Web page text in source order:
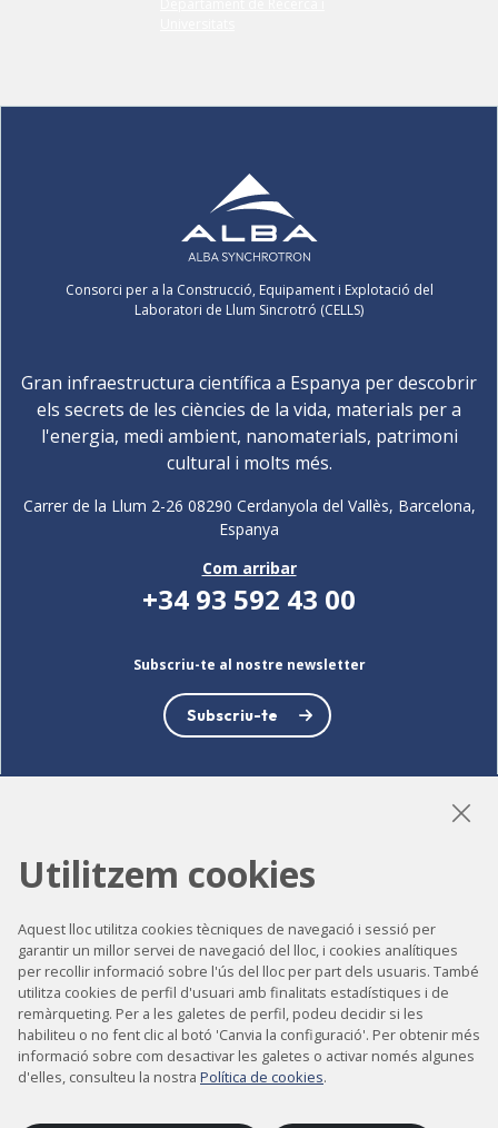
Consorci per a la Construcció, Equipament i Explotació del
Laboratori de Llum Sincrotró (CELLS)
Gran infraestructura científica a Espanya per descobrir
els secrets de les ciències de la vida, materials per a
l'energia, medi ambient, nanomaterials, patrimoni
cultural i molts més.
Carrer de la Llum 2-26 08290 Cerdanyola del Vallès, Barcelona,
Espanya
Com arribar
+34 93 592 43 00
Subscriu-te al nostre newsletter
Subscriu-te
Accessibilitat
Contacte
Avís legal
Política de privacitat
Utilitzem cookies
Aquest lloc utilitza cookies tècniques de navegació i sessió per
garantir un millor servei de navegació del lloc, i cookies analítiques
per recollir informació sobre l'ús del lloc per part dels usuaris. També
utilitza cookies de perfil d'usuari amb finalitats estadístiques i de
remàrqueting. Per a les galetes de perfil, podeu decidir si les
habiliteu o no fent clic al botó 'Canvia la configuració'. Per obtenir més
informació sobre com desactivar les galetes o activar només algunes
d'elles, consulteu la nostra Política de cookies.